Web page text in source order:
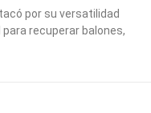
por su versatilidad
recuperar balones,